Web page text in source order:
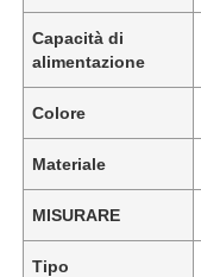
Capacità di
alimentazione
Colore
Materiale
MISURARE
Tipo